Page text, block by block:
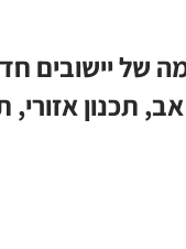
של יישובים
תכנון אזורי,